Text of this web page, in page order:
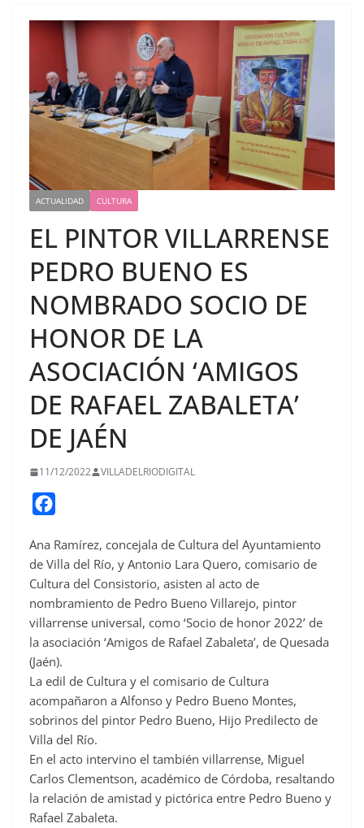
ACTUALIDAD CULTURA
EL PINTOR VILLARRENSE
PEDRO BUENO ES
NOMBRADO SOCIO DE
HONOR DE LA
ASOCIACIÓN ‘AMIGOS
DE RAFAEL ZABALETA’
DE JAÉN
11/12/2022 VILLADELRIODIGITAL
c
e
b
o
o
k
Ana Ramírez, concejala de Cultura del Ayuntamiento
de Villa del Río, y Antonio Lara Quero, comisario de
Cultura del Consistorio, asisten al acto de
nombramiento de Pedro Bueno Villarejo, pintor
villarrense universal, como ‘Socio de honor 2022’ de
la asociación ‘Amigos de Rafael Zabaleta’, de Quesada
(Jaén).
La edil de Cultura y el comisario de Cultura
acompañaron a Alfonso y Pedro Bueno Montes,
sobrinos del pintor Pedro Bueno, Hijo Predilecto de
Villa del Río.
En el acto intervino el también villarrense, Miguel
Carlos Clementson, académico de Córdoba, resaltando
la relación de amistad y pictórica entre Pedro Bueno y
Rafael Zabaleta.